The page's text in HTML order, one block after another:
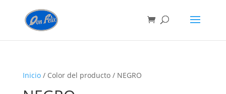
Inicio/ Color del producto / NEGRO